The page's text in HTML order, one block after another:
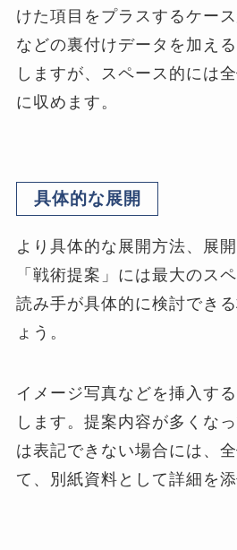
けた項目をプラスするケー
などの裏付けデータを加え
しますが、スペース的には
に収めます。
具体的な展開
より具体的な展開方法、展
「戦術提案」には最大のス
読み手が具体的に検討でき
ょう。
イメージ写真などを挿入す
します。提案内容が多くな
は表記できない場合には、
て、別紙資料として詳細を添